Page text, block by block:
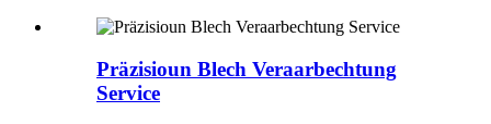
Präzisioun Blech Veraarbechtung
Service